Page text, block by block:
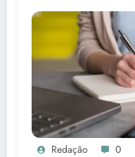
Redação 0